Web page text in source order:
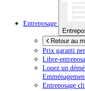
Entreposage
Retour au
Prix garanti
Libre-
Louez un
Entreposage